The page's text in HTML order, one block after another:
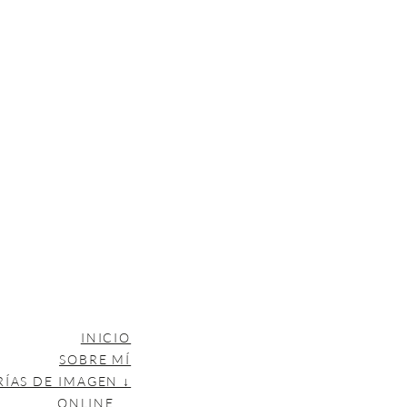
INICIO
SOBRE MÍ
DE IMAGEN ↓
ONLINE